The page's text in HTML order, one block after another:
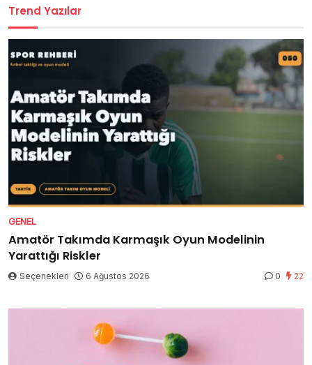
Trend Yazılar
GENEL
Amatör Takımda Karmaşık Oyun Modelinin
Yarattığı Riskler
Seçenekleri 6 Ağustos 2026 0 22